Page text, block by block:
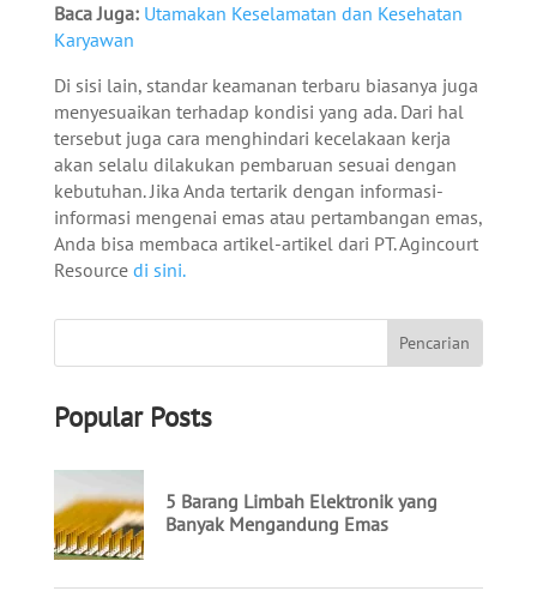
Baca Juga: Utamakan Keselamatan dan Kesehatan
Karyawan
Di sisi lain, standar keamanan terbaru biasanya juga
menyesuaikan terhadap kondisi yang ada. Dari hal
tersebut juga cara menghindari kecelakaan kerja
akan selalu dilakukan pembaruan sesuai dengan
kebutuhan. Jika Anda tertarik dengan informasi-
informasi mengenai emas atau pertambangan emas,
Anda bisa membaca artikel-artikel dari PT. Agincourt
Resourcedi sini.
Popular Posts